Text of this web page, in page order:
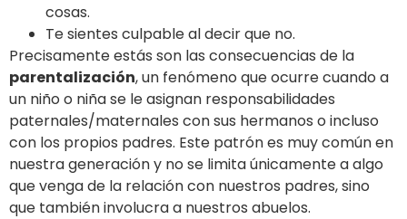
cosas.
Te sientes culpable al decir que no.
Precisamente estás son las consecuencias de la
parentalización, un fenómeno que ocurre cuando a
un niño o niña se le asignan responsabilidades
paternales/maternales con sus hermanos o incluso
con los propios padres. Este patrón es muy común en
nuestra generación y no se limita únicamente a algo
que venga de la relación con nuestros padres, sino
que también involucra a nuestros abuelos.